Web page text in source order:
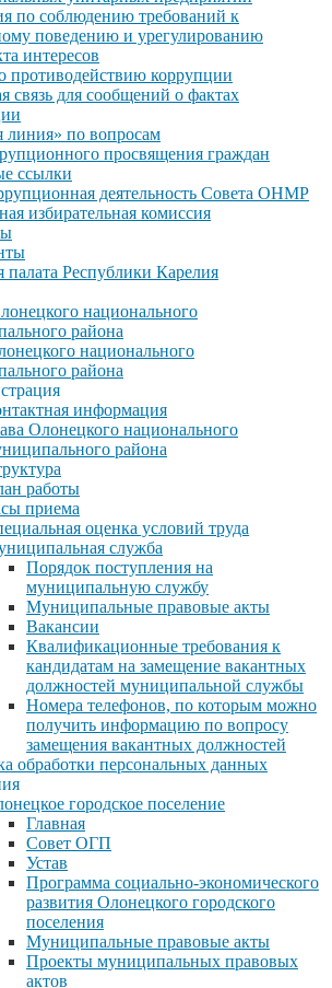
по соблюдению требований к
поведению и урегулированию
интересов
противодействию коррупции
связь для сообщений о фактах
линия» по вопросам
просвящения граждан
ссылки
деятельность Совета ОНМР
избирательная комиссия
палата Республики Карелия
национального
района
национального
района
информация
Олонецкого национального
района
работы
приема
оценка условий труда
служба
Порядок поступления на
муниципальную службу
Муниципальные правовые акты
Вакансии
Квалификационные требования к
кандидатам на замещение вакантных
должностей муниципальной службы
Номера телефонов, по которым можно
получить информацию по вопросу
замещения вакантных должностей
обработки персональных данных
городское поселение
Главная
Совет ОГП
Устав
Программа социально-экономического
развития Олонецкого городского
поселения
Муниципальные правовые акты
Проекты муниципальных правовых
актов